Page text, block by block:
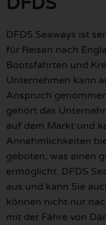
DFDS Seaways ist
für Reisen nach
Bootsfahrten und
Unternehmen kann
Anspruch
gehört das
auf dem Markt und
Annehmlichkeiten
geboten, was einen
ermöglicht. DFDS
aus und kann Sie
können nicht nur
mit der Fähre von